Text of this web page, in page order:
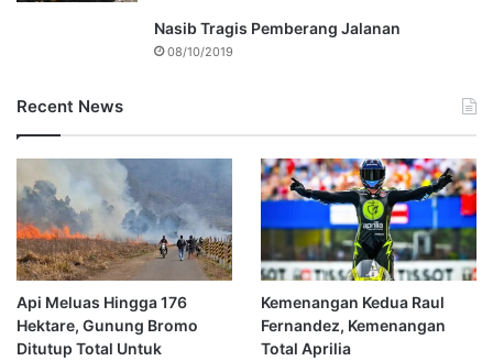
Nasib Tragis Pemberang Jalanan
08/10/2019
Recent News
Api Meluas Hingga 176
Hektare, Gunung Bromo
Ditutup Total Untuk
Kemenangan Kedua Raul
Fernandez, Kemenangan
Total Aprilia